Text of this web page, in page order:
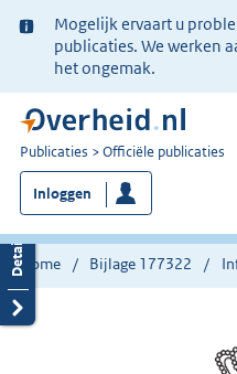
Ter
informatie:
Mogelijk ervaart u
publicaties. We werken
het ongemak.
U
bent
nu
hier:
Publicaties Officiële publicaties
Inloggen
Home Bijlage 177322